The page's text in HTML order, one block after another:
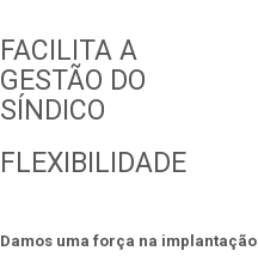
FACILITA A
GESTÃO DO
SÍNDICO
FLEXIBILIDADE
Damos uma força na implantação